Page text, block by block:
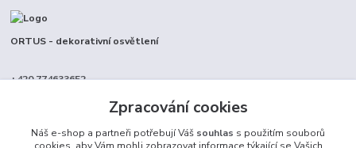
ORTUS - dekorativní osvětlení
+420 774633652
Zpracování cookies
Náš e-shop a partneři potřebují Váš souhlas s použitím souborů
cookies, aby Vám mohli zobrazovat informace týkající se Vašich